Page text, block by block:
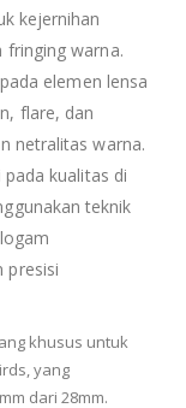
kejernihan
fringing warna.
elemen lensa
flare, dan
netralitas warna.
kualitas di
teknik
presisi
khusus untuk
yang
dari 28mm.